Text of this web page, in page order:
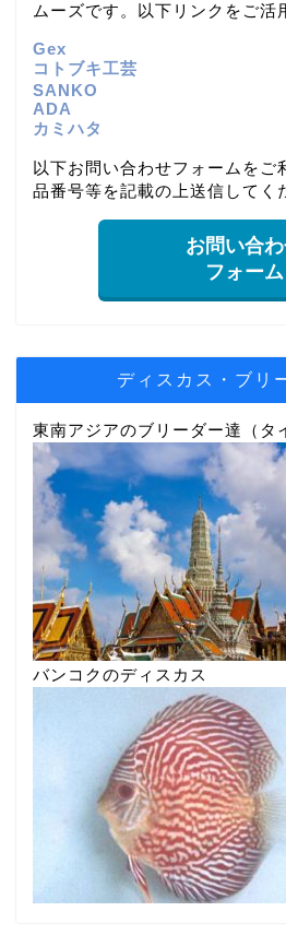
ムーズです。以下リンクをご活
Gex
コトブキ工芸
SANKO
ADA
カミハタ
以下お問い合わせフォームをご
品番号等を記載の上送信してく
お問い合
フォーム
ディスカス・ブリ
東南アジアのブリーダー達（タ
バンコクのディスカス